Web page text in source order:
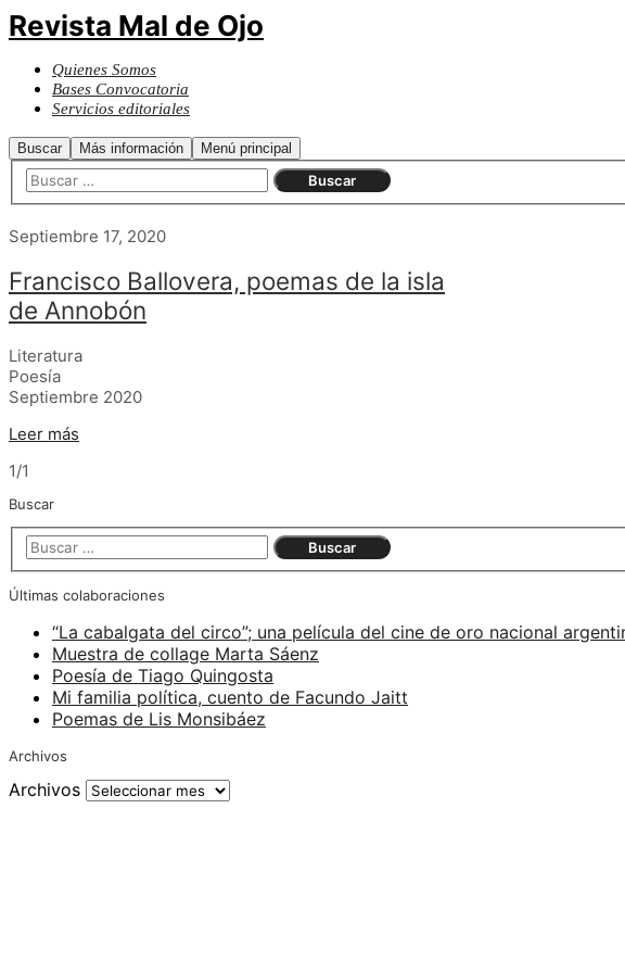
Revista Mal de Ojo
Quienes Somos
Bases Convocatoria
Servicios editoriales
Buscar Más información Menú principal
Septiembre 17, 2020
Francisco Ballovera, poemas de la isla
de Annobón
Literatura
Poesía
Septiembre 2020
Leer más
1/1
Buscar
Últimas colaboraciones
“La cabalgata del circo”; una película del cine de oro nacional
Muestra de collage Marta Sáenz
Poesía de Tiago Quingosta
Mi familia política, cuento de Facundo Jaitt
Poemas de Lis Monsibáez
Archivos
Archivos